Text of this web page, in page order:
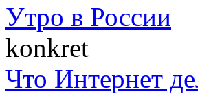
Утро в России
konkret
Что Интернет